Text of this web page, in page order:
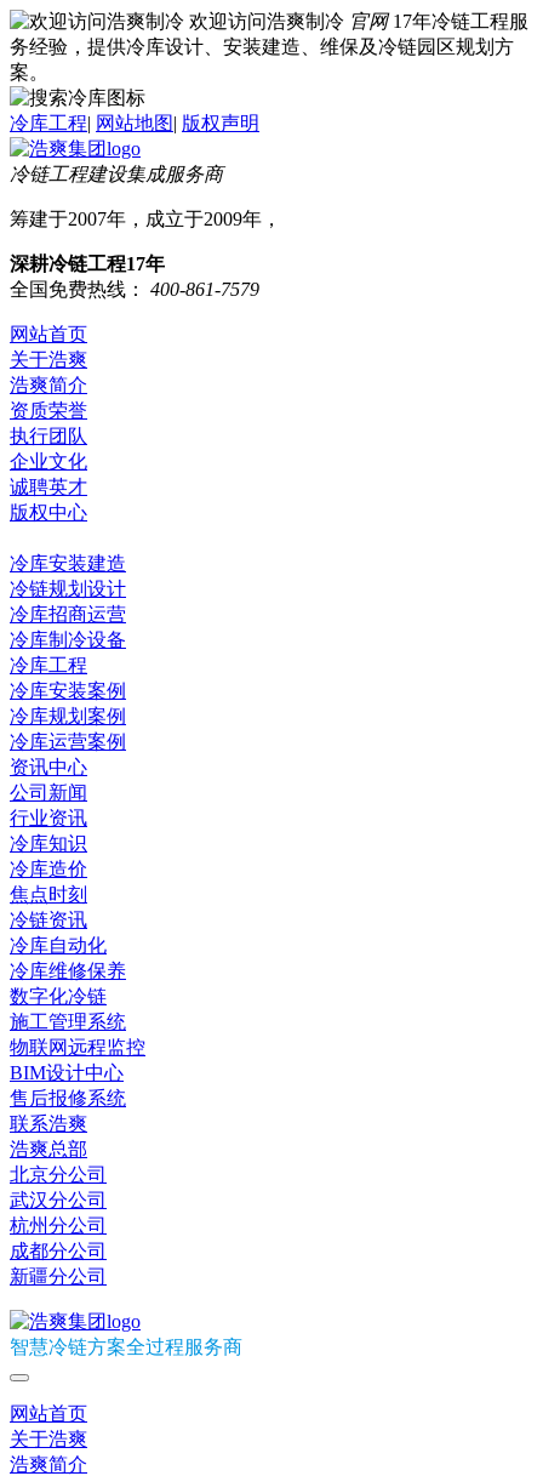
欢迎访问浩爽制冷 官网 17年冷链工程服
务经验，提供冷库设计、安装建造、维保及冷链园区规划方
案。
冷库工程| 网站地图| 版权声明
冷链工程建设集成服务商
筹建于2007年，成立于2009年，
深耕冷链工程17年
全国免费热线：
400-861-7579
网站首页
关于浩爽
浩爽简介
资质荣誉
执行团队
企业文化
诚聘英才
版权中心
冷库安装建造
冷链规划设计
冷库招商运营
冷库制冷设备
冷库工程
冷库安装案例
冷库规划案例
冷库运营案例
资讯中心
公司新闻
行业资讯
冷库知识
冷库造价
焦点时刻
冷链资讯
冷库自动化
冷库维修保养
数字化冷链
施工管理系统
物联网远程监控
BIM设计中心
售后报修系统
联系浩爽
浩爽总部
北京分公司
武汉分公司
杭州分公司
成都分公司
新疆分公司
智慧冷链方案全过程服务商
网站首页
关于浩爽
浩爽简介